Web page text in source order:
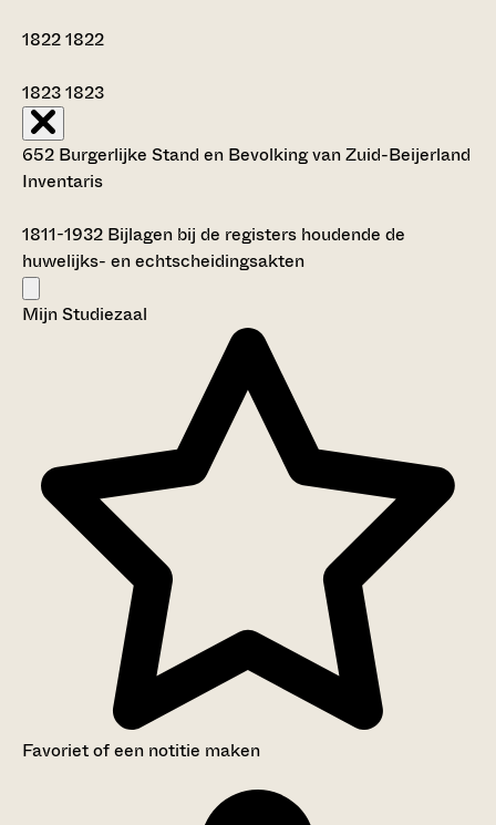
18221822
18231823
652 Burgerlijke Stand en Bevolking van Zuid-Beijerland
Inventaris
1811-1932 Bijlagen bij de registers houdende de
huwelijks- en echtscheidingsakten
Mijn Studiezaal
Favoriet of een notitie maken